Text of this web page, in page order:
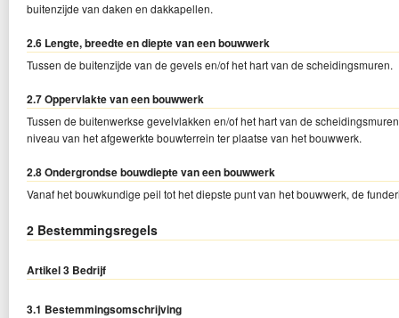
buitenzijde van daken en dakkapellen.
2.6 Lengte, breedte en diepte van een bouwwerk
Tussen de buitenzijde van de gevels en/of het hart van de scheidingsmuren.
2.7 Oppervlakte van een bouwwerk
Tussen de buitenwerkse gevelvlakken en/of het hart van de
niveau van het afgewerkte bouwterrein ter plaatse van het bouwwerk.
2.8 Ondergrondse bouwdiepte van een bouwwerk
Vanaf het bouwkundige peil tot het diepste punt van het bouwwerk, de
2 Bestemmingsregels
Artikel 3 Bedrijf
3.1 Bestemmingsomschrijving